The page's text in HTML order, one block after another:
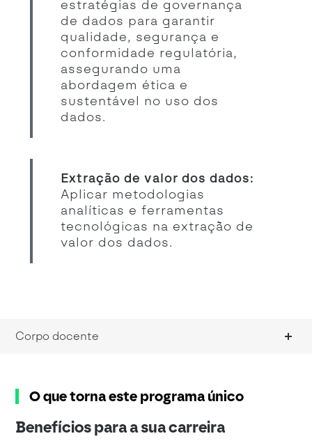
estratégias de governança
de dados para garantir
qualidade, segurança e
conformidade regulatória,
assegurando uma
abordagem ética e
sustentável no uso dos
dados.
Extração de valor dos dados:
Aplicar metodologias
analíticas e ferramentas
tecnológicas na extração de
valor dos dados.
Corpo docente
O que torna este programa único
Benefícios para a sua carreira